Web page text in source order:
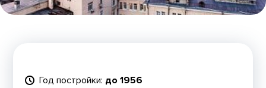
Год постройки: до 1956